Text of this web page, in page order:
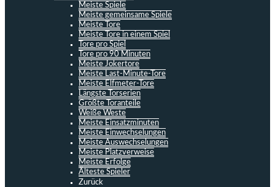
Meiste Spiele
Meiste gemeinsame Spiele
Meiste Tore
Meiste Tore in einem Spiel
Tore pro Spiel
Tore pro 90 Minuten
Meiste Jokertore
Meiste Last-Minute-Tore
Meiste Elfmeter-Tore
Längste Torserien
Größte Toranteile
Weiße Weste
Meiste Einsatzminuten
Meiste Einwechselungen
Meiste Auswechselungen
Meiste Platzverweise
Meiste Erfolge
Älteste Spieler
Zurück